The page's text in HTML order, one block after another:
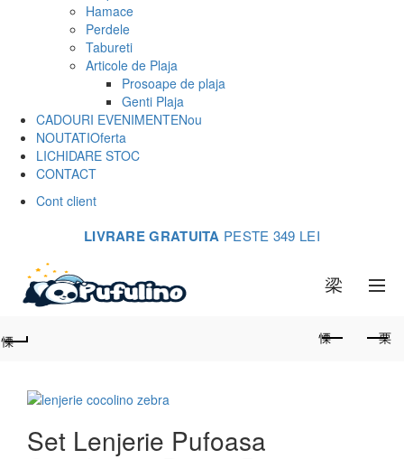
Hamace
Perdele
Tabureti
Articole de Plaja
Prosoape de plaja
Genti Plaja
CADOURI EVENIMENTENou
NOUTATIOferta
LICHIDARE STOC
CONTACT
Cont client
LIVRARE GRATUITA PESTE 349 LEI
Set Lenjerie Pufoasa